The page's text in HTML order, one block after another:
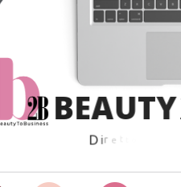
BEAUTY
Dir e